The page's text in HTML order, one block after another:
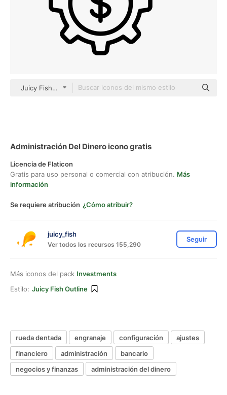
Juicy Fish Outline
Administración Del Dinero icono gratis
Licencia de Flaticon
Gratis para uso personal o comercial con atribución. Más
información
Se requiere atribución ¿Cómo atribuir?
juicy_fish
Ver todos los recursos 155,290
Seguir
Más iconos del pack Investments
Estilo: Juicy Fish Outline
rueda dentada engranaje configuración
ajustes
financiero
administración
bancario
negocios y finanzas
administración del dinero